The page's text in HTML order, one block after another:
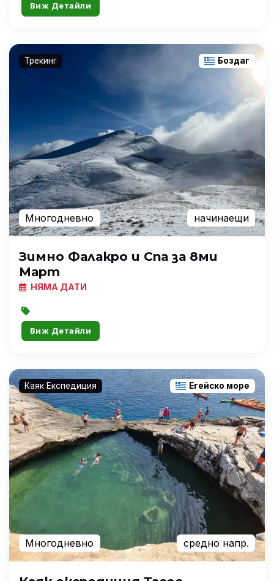
Виж Детайли
Трекинг Боздаг
Многодневно начинаещи
Зимно Фалакро и Спа за 8ми
Март
НЯМА ДАТИ
Виж Детайли
Каяк Експедиция Егейско море
Многодневно средно напр.